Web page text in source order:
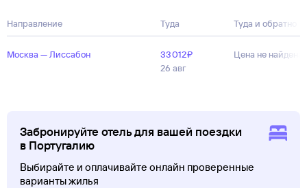
Направление Туда Туда и обратно
Москва — Лиссабон
33 ⁠012 ⁠₽
26 авг
Цена не найдена
Забронируйте отель для вашей поездки
в Португалию
Выбирайте и оплачивайте онлайн проверенные
варианты жилья